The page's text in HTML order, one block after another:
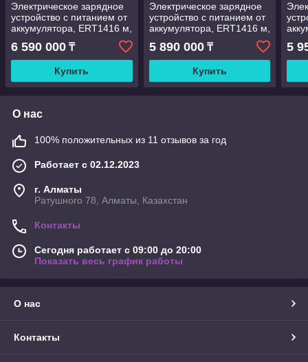
Электрическое зарядное
устройство с питанием от
аккумулятора, ERT1416 м,
автоматический
самоходный ножничный
подъемник
6 590 000 ₸
Купить
Электрическое зарядное
устройство с питанием от
аккумулятора, ERT1416 м,
автоматический
самоходный ножничный
подъемник
5 890 000₸
Купить
5
О нас
100% положительных из 11 отзывов за год
Работает с 02.12.2023
г. Алматы
Ратушного 78, Алматы, Казахстан
Контакты
Сегодня работает с 09:00 до 20:00
Показать весь график работы
О нас
Контакты